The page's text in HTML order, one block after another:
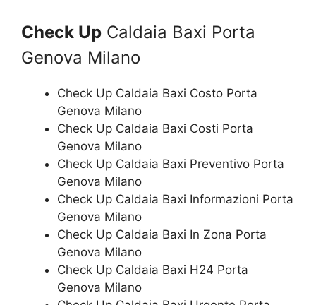
Check Up Caldaia Baxi Porta
Genova Milano
Check Up Caldaia Baxi Costo Porta
Genova Milano
Check Up Caldaia Baxi Costi Porta
Genova Milano
Check Up Caldaia Baxi Preventivo Porta
Genova Milano
Check Up Caldaia Baxi Informazioni Porta
Genova Milano
Check Up Caldaia Baxi In Zona Porta
Genova Milano
Check Up Caldaia Baxi H24 Porta
Genova Milano